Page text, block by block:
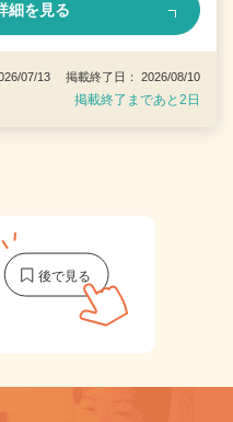
細を見る
07/13 掲載終了日： 2026/08/10
掲載終了まであと2日